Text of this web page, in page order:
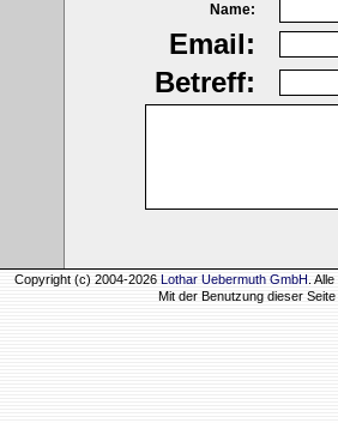
Name:
Email:
Betreff:
Copyright (c) 2004-2026 Lothar Uebermuth GmbH.
Mit der Benutzung dieser